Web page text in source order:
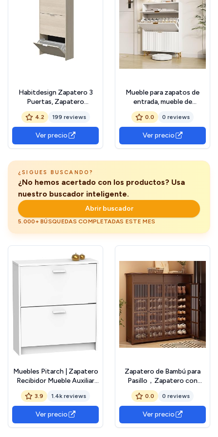
Habitdesign Zapatero 3
Puertas, Zapatero
Estrecho, Acabado en
Color Roble Canadian,
Medidas: 60 cm (Largo) x
113 cm (Alto) x 22 cm
(Fondo)
4.2 199 reviews
Ver precio
Mueble para zapatos de
entrada, mueble de
almacenamiento para
zapatos, con 3 puertas,
mueble de entrada,
almacenamiento para
zapatos, para 15 a 22 pares
0.0 0 reviews
Ver precio
¿SIGUES BUSCANDO?
¿No hemos acertado con los productos? Usa
nuestro buscador inteligente.
Abrir buscador
5.000+ BÚSQUEDAS COMPLETADAS ESTE MES
Muebles Pitarch | Zapatero
Recibidor Mueble Auxiliar
Estrecho 2 Puertas para
Entrada Blanco, 12 Pares de
Zapatos, 82x74x25cm,
Colección Tibet
3.9 1.4k reviews
Ver precio
Zapatero de Bambú para
Pasillo，Zapatero con
Estantes y Cajón de
Diseño Oriental Mueble
Madera para Entrada
Recibidor，Estantería
Zapatero para hasta 40
0.0 0 reviews
Ver precio